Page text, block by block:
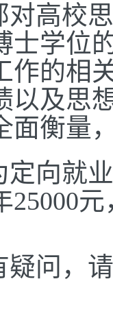
对高校
士学位
作的相
以及思
面衡量
定向就
25000
疑问，